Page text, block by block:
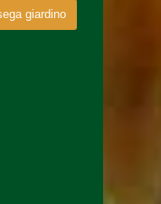
giardino